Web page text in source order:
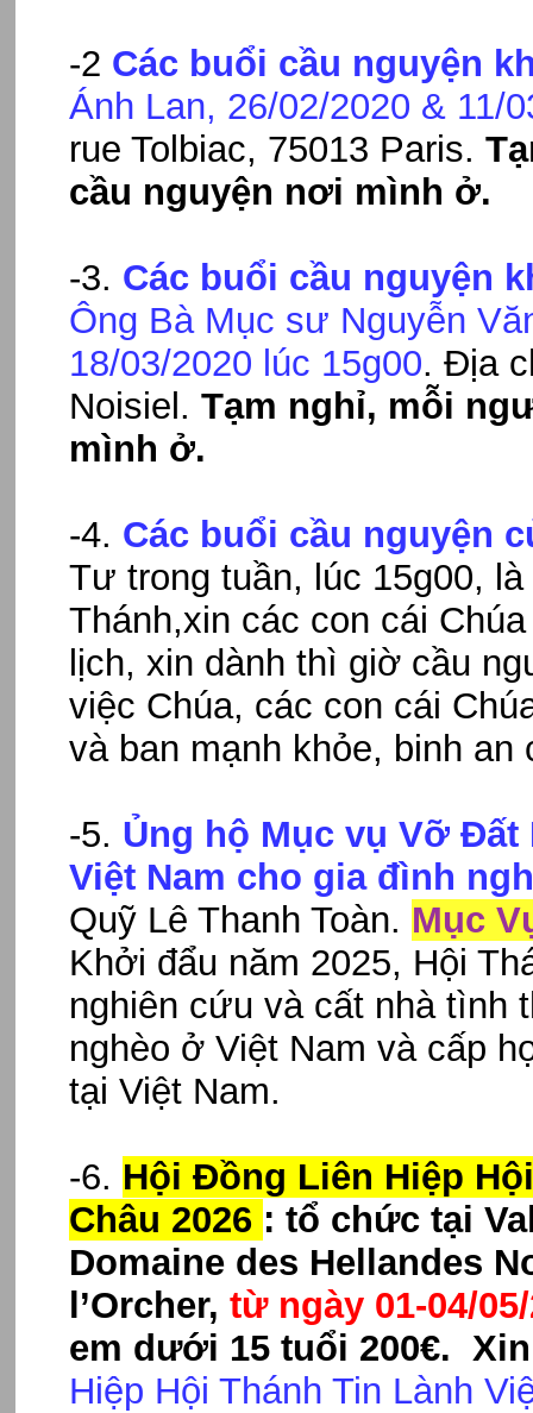
-2 Các buổi cầu nguyện
Ánh Lan, 26/02/2020 & 11/
rue Tolbiac, 75013 Paris.
cầu nguyện nơi mình ở.
-3. Các buổi cầu nguyện
Ông Bà Mục sư Nguyễn
18/03/2020 lúc 15g00. Địa
Noisiel. Tạm nghỉ, mỗi
mình ở.
-4. Các buổi cầu nguyện
Tư trong tuần, lúc 15g00,
Thánh,xin các con cái
lịch, xin dành thì giờ cầu
việc Chúa, các con cái
và ban mạnh khỏe, binh an
-5. Ủng hộ Mục vụ Vỡ
Việt Nam cho gia đình
Quỹ Lê Thanh Toàn. Mục
Khởi đẩu năm 2025, Hội
nghiên cứu và cất nhà tình
nghèo ở Việt Nam và cấp
tại Việt Nam.
-6. Hội Đồng Liên Hiệp
Châu 2026 : tổ chức tại
Domaine des Hellandes
l’Orcher, từ ngày 01-04/
em dưới 15 tuổi 200€.
Hiệp Hội Thánh Tin Lành